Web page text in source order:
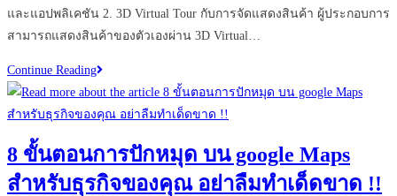
และแอปพลิเคชัน 2. 3D Virtual Tour กับการจัดแสดงสินค้า ผู้ประกอบการ
สามารถแสดงสินค้าของตัวเองผ่าน 3D Virtual…
Continue Readingมี
ธุรกิจ
ไหน
ที่
จำเป็น
8 ขั้นตอนการปักหมุด บน google Maps
สำหรับธุรกิจของคุณ อย่าลืมทำเด็ดขาด !!